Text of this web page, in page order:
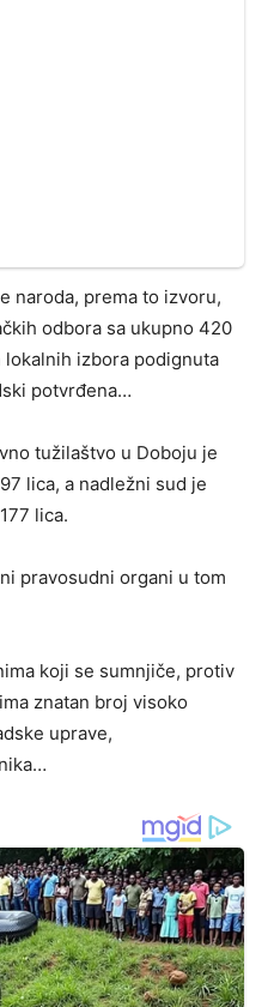
naroda, prema to izvoru,
odbora sa ukupno 420
izbora podignuta
potvrđena…
tužilaštvo u Doboju je
lica, a nadležni sud je
lica.
pravosudni organi u tom
koji se sumnjiče, protiv
znatan broj visoko
uprave,